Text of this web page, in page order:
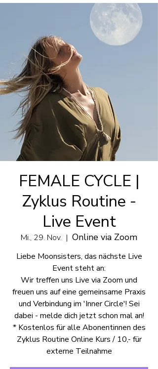
FEMALE CYCLE |
Zyklus Routine -
Live Event
Mi., 29. Nov.
  |
Online via Zoom
Liebe Moonsisters, das nächste Live
Event steht an:
Wir treffen uns Live via Zoom und
freuen uns auf eine gemeinsame Praxis
und Verbindung im 'Inner Circle'! Sei
dabei - melde dich jetzt schon mal an!
* Kostenlos für alle Abonentinnen des
Zyklus Routine Online Kurs / 10,- für